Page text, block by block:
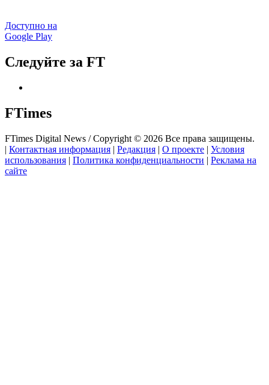
Доступно на
Google Play
Следуйте за FT
FTimes
FTimes Digital News / Copyright © 2026 Все права защищены.
| Контактная информация | Редакция | О проекте | Условия
использования | Политика конфиденциальности | Реклама на
сайте